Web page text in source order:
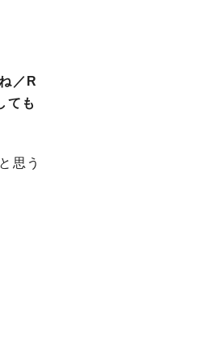
／R
ても
思う